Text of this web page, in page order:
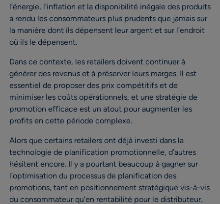
l’énergie, l’inflation et la disponibilité inégale des produits
a rendu les consommateurs plus prudents que jamais sur
la manière dont ils dépensent leur argent et sur l’endroit
où ils le dépensent.
Dans ce contexte, les retailers doivent continuer à
générer des revenus et à préserver leurs marges. Il est
essentiel de proposer des prix compétitifs et de
minimiser les coûts opérationnels, et une stratégie de
promotion efficace est un atout pour augmenter les
profits en cette période complexe.
Alors que certains retailers ont déjà investi dans la
technologie de planification promotionnelle, d’autres
hésitent encore. Il y a pourtant beaucoup à gagner sur
l’optimisation du processus de planification des
promotions, tant en positionnement stratégique vis-à-vis
du consommateur qu’en rentabilité pour le distributeur.